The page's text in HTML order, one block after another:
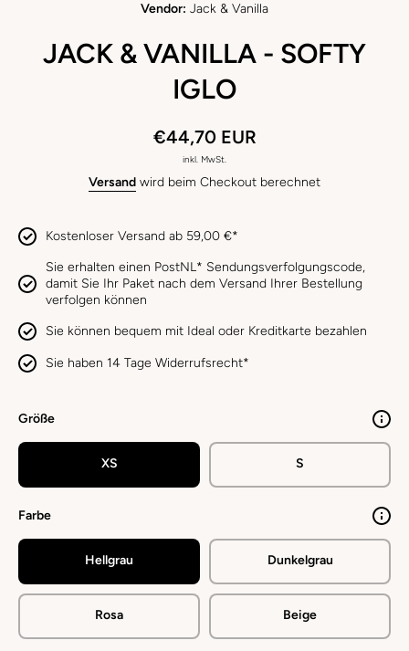
Vendor: Jack & Vanilla
JACK & VANILLA - SOFTY
IGLO
€44,70 EUR
inkl. MwSt.
Versand wird beim Checkout berechnet
Kostenloser Versand ab 59,00 €*
Sie erhalten einen PostNL* Sendungsverfolgungscode,
damit Sie Ihr Paket nach dem Versand Ihrer Bestellung
verfolgen können
Sie können bequem mit Ideal oder Kreditkarte bezahlen
Sie haben 14 Tage Widerrufsrecht*
Größe
XS S
Farbe
Hellgrau Dunkelgrau
Rosa Beige